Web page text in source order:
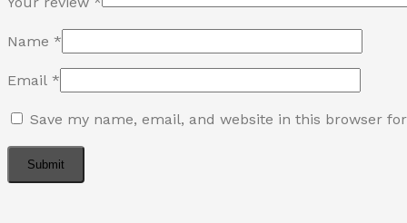
Name *
Email *
Save my name, email, and website in this browser